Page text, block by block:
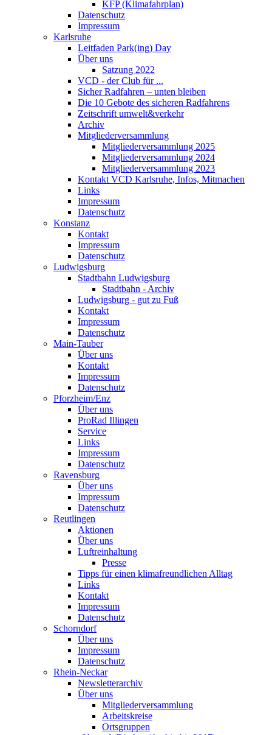
KFP (Klimafahrplan)
Datenschutz
Impressum
Karlsruhe
Leitfaden Park(ing) Day
Über uns
Satzung 2022
VCD - der Club für ...
Sicher Radfahren – unten bleiben
Die 10 Gebote des sicheren Radfahrens
Zeitschrift umwelt&verkehr
Archiv
Mitgliederversammlung
Mitgliederversammlung 2025
Mitgliederversammlung 2024
Mitgliederversammlung 2023
Kontakt VCD Karlsruhe, Infos, Mitmachen
Links
Impressum
Datenschutz
Konstanz
Kontakt
Impressum
Datenschutz
Ludwigsburg
Stadtbahn Ludwigsburg
Stadtbahn - Archiv
Ludwigsburg - gut zu Fuß
Kontakt
Impressum
Datenschutz
Main-Tauber
Über uns
Kontakt
Impressum
Datenschutz
Pforzheim/Enz
Über uns
ProRad Illingen
Service
Links
Impressum
Datenschutz
Ravensburg
Über uns
Impressum
Datenschutz
Reutlingen
Aktionen
Über uns
Luftreinhaltung
Presse
Tipps für einen klimafreundlichen Alltag
Links
Kontakt
Impressum
Datenschutz
Schorndorf
Über uns
Impressum
Datenschutz
Rhein-Neckar
Newsletterarchiv
Über uns
Mitgliederversammlung
Arbeitskreise
Ortsgruppen